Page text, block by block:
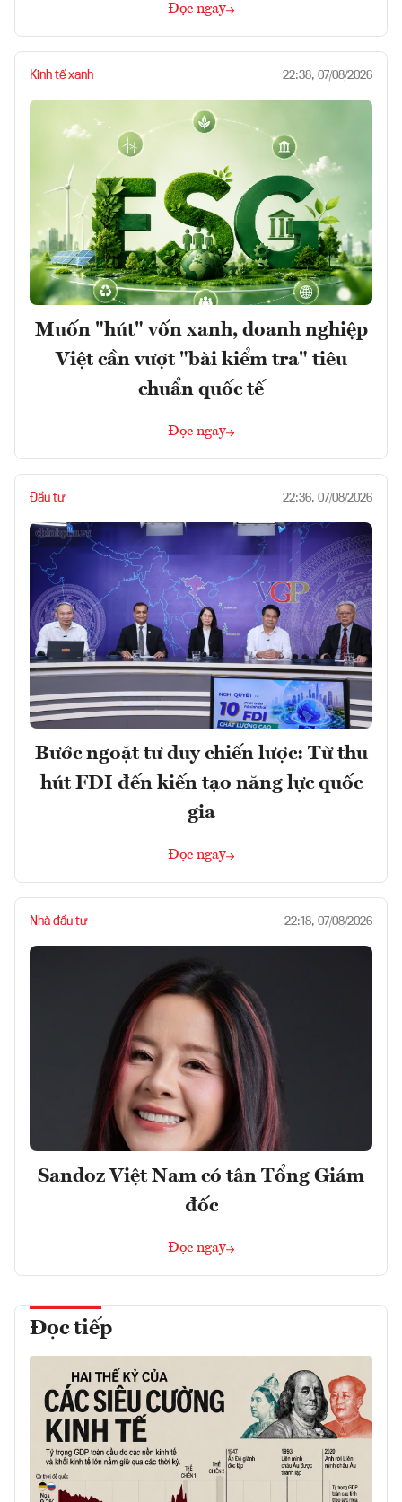
Đọc ngay
Kinh tế xanh 22:38, 07/08/2026
Muốn "hút" vốn xanh, doanh nghiệp
Việt cần vượt "bài kiểm tra" tiêu
chuẩn quốc tế
Đọc ngay
Đầu tư 22:36, 07/08/2026
Bước ngoặt tư duy chiến lược: Từ thu
hút FDI đến kiến tạo năng lực quốc
gia
Đọc ngay
Nhà đầu tư 22:18, 07/08/2026
Sandoz Việt Nam có tân Tổng Giám
đốc
Đọc ngay
Đọc tiếp